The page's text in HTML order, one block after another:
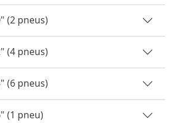
(2 pneus)
(4 pneus)
(6 pneus)
(1 pneu)